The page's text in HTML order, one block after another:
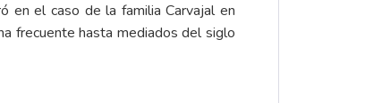
en el caso de la familia Carvajal en
frecuente hasta mediados del siglo